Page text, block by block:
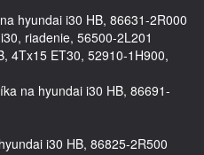
hyundai i30 HB, 86631-2R000
riadenie, 56500-2L201
4Tx15 ET30, 52910-1H900,
na hyundai i30 HB, 86691-
i30 HB, 86825-2R500